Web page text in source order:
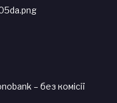
– без комісії